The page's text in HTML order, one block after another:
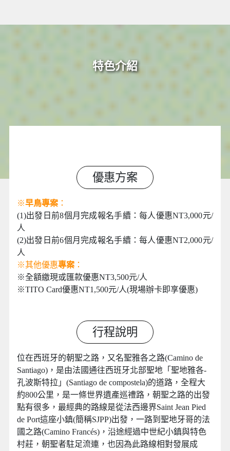
特色介紹
優惠方案
※早鳥專案：
(1)出發日前8個月完成報名手續：每人優惠NT3,000元/
人
(2)出發日前6個月完成報名手續：每人優惠NT2,000元/
人
※其他優惠專案：
※全額繳現或匯款優惠NT3,500元/人
※TITO Card優惠NT1,500元/人(現場辦卡即享優惠)
行程說明
位在西班牙的朝聖之路，又名聖雅各之路(Camino de
Santiago)，是由法國通往西班牙北部聖地「聖地雅各-
孔波斯特拉」(Santiago de compostela)的道路，全程大
約800公里，是一條世界遺產巡禮路，朝聖之路的出發
點有很多，最經典的路線是從法西邊界Saint Jean Pied
de Port這座小鎮(簡稱SJPP)出發，一路到聖地牙哥的法
國之路(Camino Francés)，沿途經過中世紀小鎮與特色
村莊，朝聖者駐足流連，也因為此路線相對發展成